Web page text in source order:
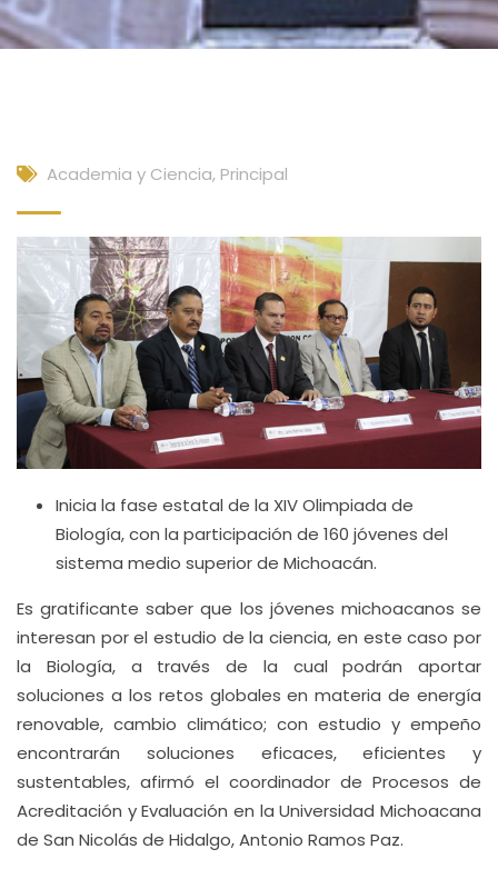
Academia y Ciencia, Principal
Inicia la fase estatal de la XIV Olimpiada de
Biología, con la participación de 160 jóvenes del
sistema medio superior de Michoacán.
Es gratificante saber que los jóvenes michoacanos se
interesan por el estudio de la ciencia, en este caso por
la Biología, a través de la cual podrán aportar
soluciones a los retos globales en materia de energía
renovable, cambio climático; con estudio y empeño
encontrarán soluciones eficaces, eficientes y
sustentables, afirmó el coordinador de Procesos de
Acreditación y Evaluación en la Universidad Michoacana
de San Nicolás de Hidalgo, Antonio Ramos Paz.